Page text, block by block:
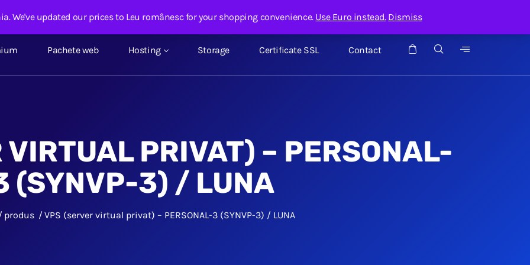
Contul meu Suport Admin servicii
Pachete web Hosting Storage Certificate SSL Contact
VIRTUAL PRIVAT) – PERSONAL-
(SYNVP-3) / LUNA
produs VPS (server virtual privat) – PERSONAL-3 (SYNVP-3) / LUNA
We've updated our prices to Leu românesc for your shopping convenience. Use Euro instead. Dismiss